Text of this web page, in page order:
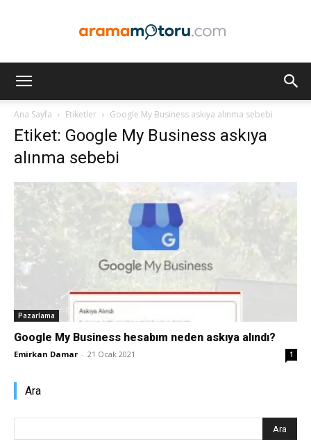
Optimizasyonu
ve
Pazarlaması
Ana Sayfa Etiketler Google My Business askıya alınma sebebi
Etiket: Google My Business askıya
alınma sebebi
Pazarlama
Google My Business hesabım neden askıya alındı?
Emirkan Damar - 21 Ocak 2021 1
Ara